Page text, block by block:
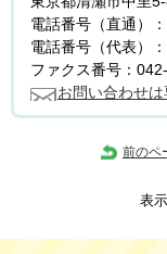
電話番号（直通）
電話番号（代表）
ファクス番号：
お問い合わせは
前のペ
表示